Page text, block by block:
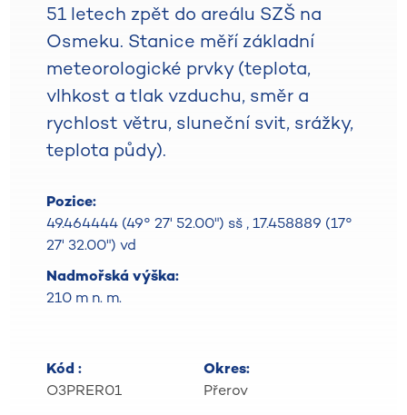
51 letech zpět do areálu SZŠ na
Osmeku. Stanice měří základní
meteorologické prvky (teplota,
vlhkost a tlak vzduchu, směr a
rychlost větru, sluneční svit, srážky,
teplota půdy).
Pozice:
49.464444 (49° 27' 52.00") sš ,17.458889 (17°
27' 32.00") vd
Nadmořská výška:
210 m n. m.
Kód :
O3PRER01
Okres:
Přerov